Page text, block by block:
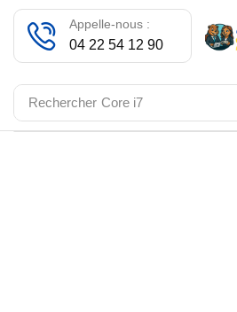
Rechercher Core i7
Appelle-nous :
04 22 54 12 90